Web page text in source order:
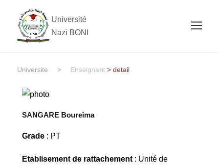
Université
Nazi BONI
Universite > Enseignant > detail
SANGARE Boureima
Grade: PT
Etablisement de rattachement: Unité de